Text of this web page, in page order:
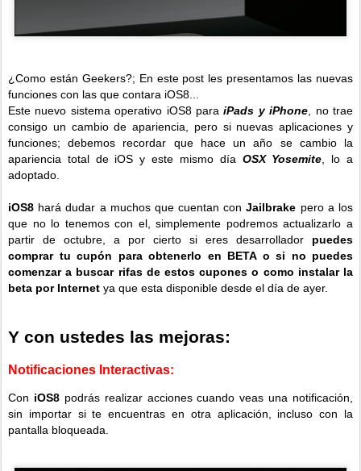
¿Como están Geekers?; En este post les presentamos las nuevas
funciones con las que contara iOS8...
Este nuevo sistema operativo iOS8 paraiPads y iPhone , no trae
consigo un cambio de apariencia, pero si nuevas aplicaciones y
funciones; debemos recordar que hace un año se cambio la
apariencia total de iOS y este mismo día OSX Yosemite , lo a
adoptado.
iOS8 hará dudar a muchos que cuentan conJailbrake pero a los
que no lo tenemos con el, simplemente podremos actualizarlo a
partir de octubre, a por cierto si eres desarrollador puedes
comprar tu cupón para obtenerlo en BETA o si no puedes
comenzar a buscar rifas de estos cupones o como instalar la
beta por Internet ya que esta disponible desde el día de ayer.
Y con ustedes las mejoras:
Notificaciones Interactivas:
Con iOS8 podrás realizar acciones cuando veas una notificación,
sin importar si te encuentras en otra aplicación, incluso con la
pantalla bloqueada.